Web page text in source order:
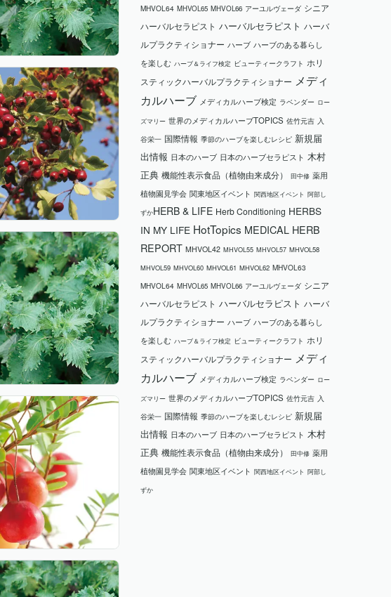
MHVOL64 MHVOL65 MHVOL66 アーユルヴェーダ シニア
ハーバルセラピスト ハーバルセラピスト ハーバ
ルプラクティショナー ハーブ ハーブのある暮らし
を楽しむ ハーブ＆ライフ検定 ビューティークラフト ホリ
スティックハーバルプラクティショナー メディ
カルハーブ メディカルハーブ検定 ラベンダー ロー
ズマリー 世界のメディカルハーブTOPICS 佐竹元吉 入
谷栄一 国際情報 季節のハーブを楽しむレシピ 新規届
出情報 日本のハーブ 日本のハーブセラピスト 木村
正典 機能性表示食品（植物由来成分） 田中修 薬用
植物園見学会 関東地区イベント 関西地区イベント 阿部し
ずかHERB & LIFE Herb Conditioning HERBS
IN MY LIFE HotTopics MEDICAL HERB
REPORT MHVOL42 MHVOL55 MHVOL57 MHVOL58
MHVOL59 MHVOL60 MHVOL61 MHVOL62 MHVOL63
MHVOL64 MHVOL65 MHVOL66 アーユルヴェーダ シニア
ハーバルセラピスト ハーバルセラピスト ハーバ
ルプラクティショナー ハーブ ハーブのある暮らし
を楽しむ ハーブ＆ライフ検定 ビューティークラフト ホリ
スティックハーバルプラクティショナー メディ
カルハーブ メディカルハーブ検定 ラベンダー ロー
ズマリー 世界のメディカルハーブTOPICS 佐竹元吉 入
谷栄一 国際情報 季節のハーブを楽しむレシピ 新規届
出情報 日本のハーブ 日本のハーブセラピスト 木村
正典 機能性表示食品（植物由来成分） 田中修 薬用
植物園見学会 関東地区イベント 関西地区イベント 阿部し
ずか